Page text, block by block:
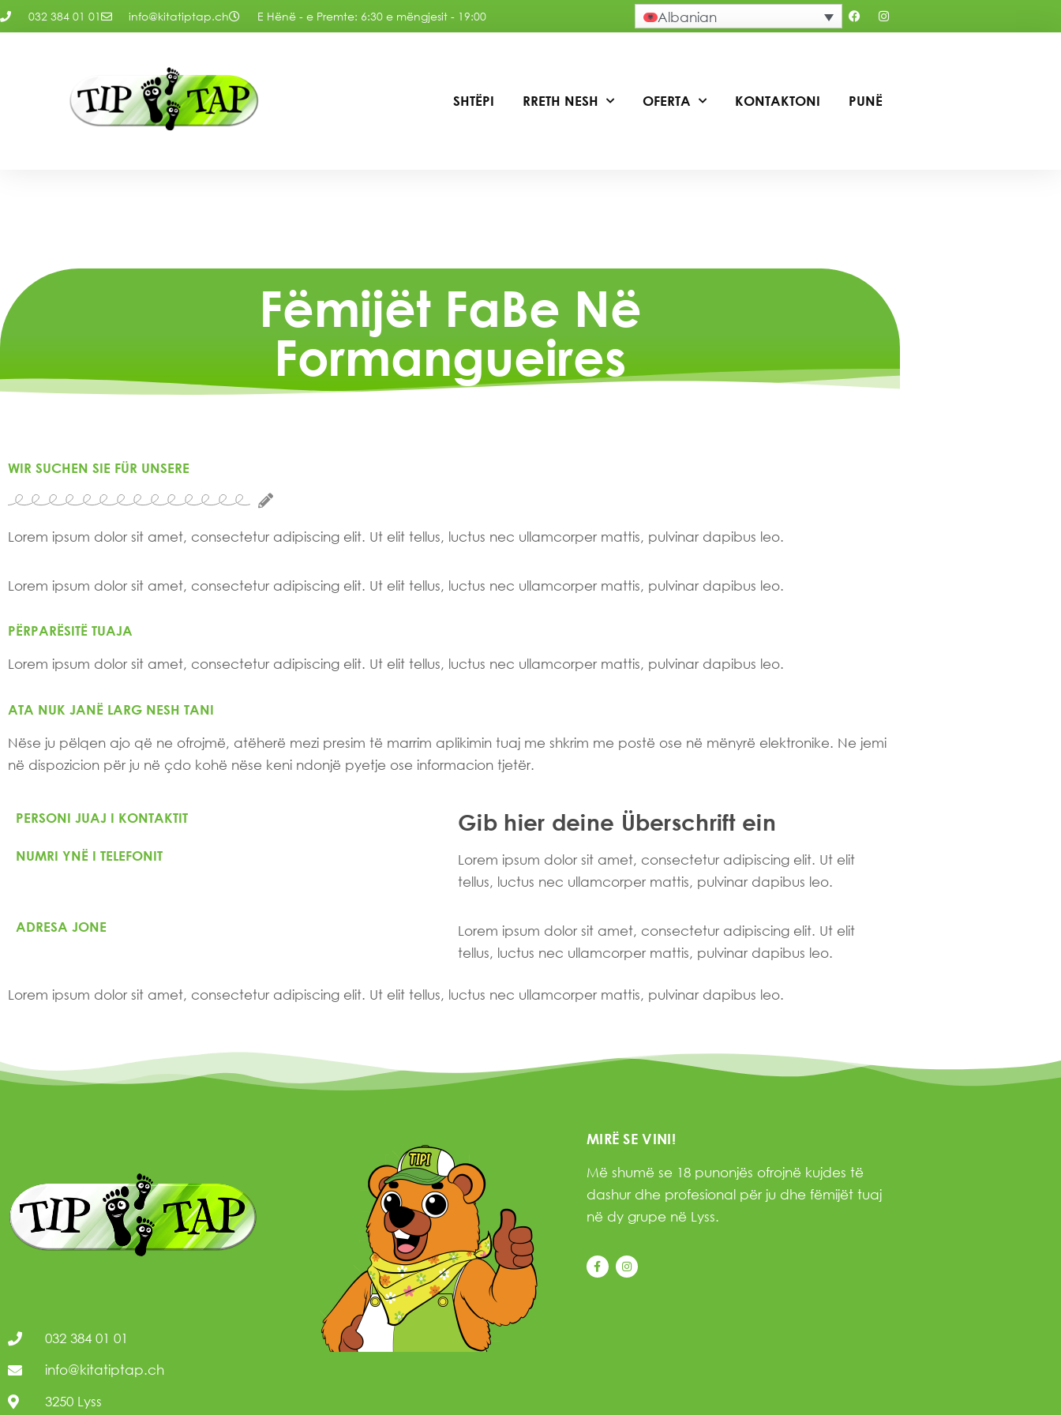
032 384 01 01 info@kitatiptap.ch E Hënë - e Premte: 6:30 e mëngjesit - 19:00 Albanian
SHTËPI RRETH NESH OFERTA KONTAKTONI PUNË
Fëmijët FaBe Në
Formangueires
WIR SUCHEN SIE FÜR UNSERE
Lorem ipsum dolor sit amet, consectetur adipiscing elit. Ut elit tellus, luctus nec ullamcorper mattis, pulvinar dapibus leo.
Lorem ipsum dolor sit amet, consectetur adipiscing elit. Ut elit tellus, luctus nec ullamcorper mattis, pulvinar dapibus leo.
PËRPARËSITË TUAJA
Lorem ipsum dolor sit amet, consectetur adipiscing elit. Ut elit tellus, luctus nec ullamcorper mattis, pulvinar dapibus leo.
ATA NUK JANË LARG NESH TANI
Nëse ju pëlqen ajo që ne ofrojmë, atëherë mezi presim të marrim aplikimin tuaj me shkrim me postë ose në mënyrë elektronike. Ne jemi
në dispozicion për ju në çdo kohë nëse keni ndonjë pyetje ose informacion tjetër.
PERSONI JUAJ I KONTAKTIT Gib hier deine Überschrift ein
NUMRI YNË I TELEFONIT
Lorem ipsum dolor sit amet, consectetur adipiscing elit. Ut elit
tellus, luctus nec ullamcorper mattis, pulvinar dapibus leo.
ADRESA JONE
Lorem ipsum dolor sit amet, consectetur adipiscing elit. Ut elit
tellus, luctus nec ullamcorper mattis, pulvinar dapibus leo.
Lorem ipsum dolor sit amet, consectetur adipiscing elit. Ut elit tellus, luctus nec ullamcorper mattis, pulvinar dapibus leo.
032 384 01 01
info@kitatiptap.ch
3250 Lyss
MIRË SE VINI!
Më shumë se 18 punonjës ofrojnë kujdes të
dashur dhe profesional për ju dhe fëmijët tuaj
në dy grupe në Lyss.